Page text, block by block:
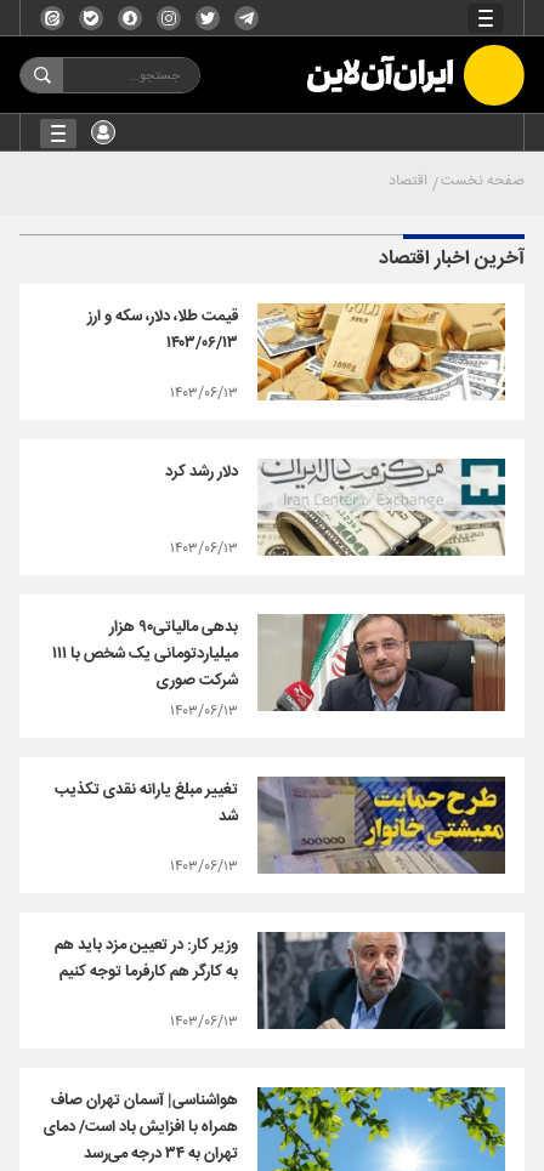
صفحه نخست اقتصاد
آخرین اخبار اقتصاد
قیمت طلا، دلار، سکه و ارز
۱۴۰۳/۰۶/۱۳
۱۴۰۳/۰۶/۱۳
دلار رشد کرد
۱۴۰۳/۰۶/۱۳
بدهی مالیاتی۹۰ هزار
میلیاردتومانی یک شخص با ۱۱۱
شرکت صوری
۱۴۰۳/۰۶/۱۳
تغییر مبلغ یارانه نقدی تکذیب
شد
۱۴۰۳/۰۶/۱۳
وزیر کار: در تعیین مزد باید هم
به کارگر هم کارفرما توجه کنیم
۱۴۰۳/۰۶/۱۳
هواشناسی| آسمان تهران صاف
همراه با افزایش باد است/ دمای
تهران به ۳۴ درجه می‌رسد